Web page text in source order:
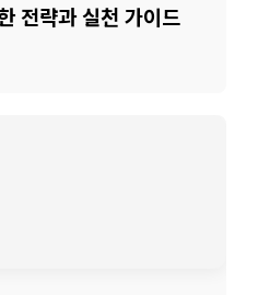
전략과 실천 가이드